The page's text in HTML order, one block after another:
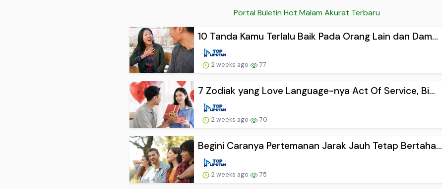
Portal Buletin Hot Malam Akurat Terbaru
10 Tanda Kamu Terlalu Baik Pada Orang Lain dan Dam...
2 weeks ago 77
7 Zodiak yang Love Language-nya Act Of Service, Bi...
2 weeks ago 70
Begini Caranya Pertemanan Jarak Jauh Tetap Bertaha...
2 weeks ago 75